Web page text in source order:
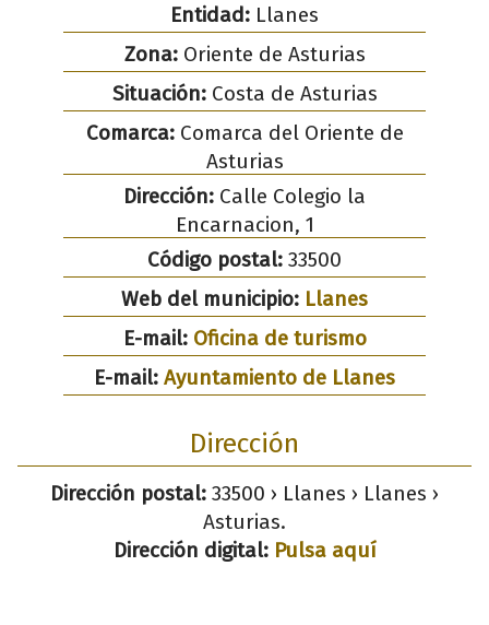
Entidad: Llanes
Zona:Oriente de Asturias
Situación:Costa de Asturias
Comarca:Comarca del Oriente de
Asturias
Dirección: Calle Colegio la
Encarnacion, 1
Código postal: 33500
Web del municipio: Llanes
E-mail: Oficina de turismo
E-mail: Ayuntamiento de Llanes
Dirección
Dirección postal: 33500 › Llanes › Llanes ›
Asturias.
Dirección digital: Pulsa aquí